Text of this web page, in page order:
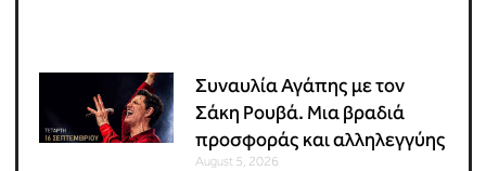
Συναυλία Αγάπης με τον
Σάκη Ρουβά. Μια βραδιά
προσφοράς και αλληλεγγύης
August 5, 2026